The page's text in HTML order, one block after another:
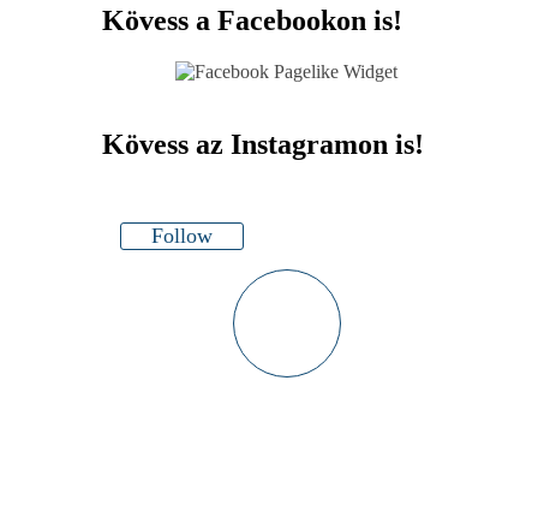
Kövess a Facebookon is!
Kövess az Instagramon is!
Follow